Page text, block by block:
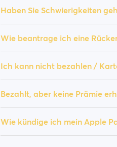
Haben Sie Schwierigkeiten
Wie beantrage ich eine
Ich kann nicht bezahlen /
Bezahlt, aber keine Prämie
Wie kündige ich mein Apple